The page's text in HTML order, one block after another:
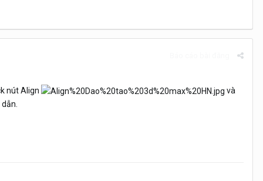
nút Align
và